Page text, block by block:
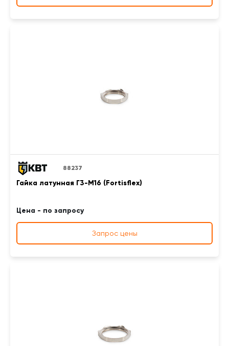
88237
Гайка латунная Г3-М16 (Fortisflex)
Цена - по запросу
Запрос цены